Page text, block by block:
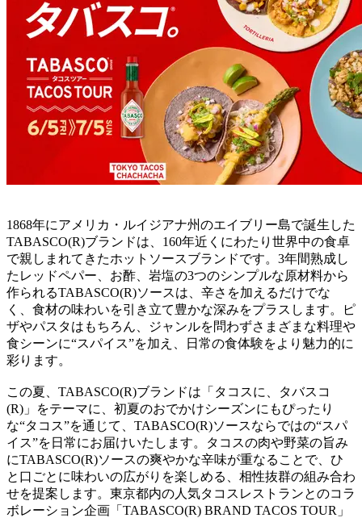
1868年にアメリカ・ルイジアナ州のエイブリー島で誕生した
TABASCO(R)ブランドは、160年近くにわたり世界中の食卓
で親しまれてきたホットソースブランドです。3年間熟成し
たレッドペパー、お酢、岩塩の3つのシンプルな原材料から
作られるTABASCO(R)ソースは、辛さを加えるだけでな
く、食材の味わいを引き立て豊かな深みをプラスします。ピ
ザやパスタはもちろん、ジャンルを問わずさまざまな料理や
食シーンに“スパイス”を加え、日常の食体験をより魅力的に
彩ります。
この夏、TABASCO(R)ブランドは「タコスに、タバスコ
(R)」をテーマに、初夏のおでかけシーズンにもぴったり
な“タコス”を通じて、TABASCO(R)ソースならではの“スパ
イス”を日常にお届けいたします。タコスの肉や野菜の旨み
にTABASCO(R)ソースの爽やかな辛味が重なることで、ひ
と口ごとに味わいの広がりを楽しめる、相性抜群の組み合わ
せを提案します。東京都内の人気タコスレストランとのコラ
ボレーション企画「TABASCO(R) BRAND TACOS TOUR」